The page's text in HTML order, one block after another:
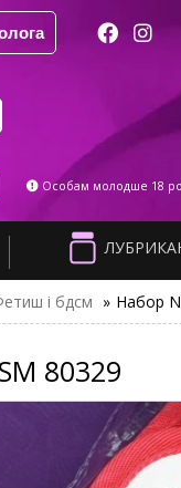
Особам молодше 18
і бдсм » Набор
80329